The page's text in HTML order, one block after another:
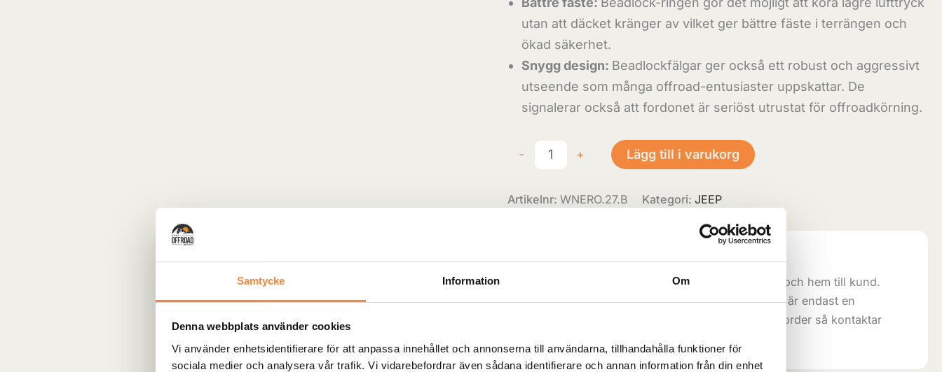
Samtycke Information Om
Denna webbplats använder cookies
Vi använder enhetsidentifierare för att anpassa innehållet och annonserna till användarna, tillhandahålla funktioner för
sociala medier och analysera vår trafik. Vi vidarebefordrar även sådana identifierare och annan information från din enhet
utan att däcket kränger av vilket ger bättre fäste i terrängen och
ökad säkerhet.
Snygg design: Beadlockfälgar ger också ett robust och aggressivt
utseende som många offroad-entusiaster uppskattar. De
signalerar också att fordonet är seriöst utrustat för offroadkörning.
- + Lägg till i varukorg
Artikelnr:WNERO.27.B Kategori:JEEP
Skickas från centrallagret:
Produkten skickas direkt ifrån vårt centrallager och hem till kund.
Leveranstid oftast 5-8 arbetsdagar. Lagersaldot är endast en
prognos och ifall varan är slut när vi fått in din order så kontaktar